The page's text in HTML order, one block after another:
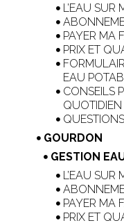
L’EAU SUR
PAYER MA
PRIX ET
EAU
CONSEILS
QUOTIDIEN
GOURDON
GESTION
L’EAU SUR
PAYER MA
PRIX ET